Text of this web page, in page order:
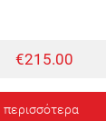
€215.00
περισσότερα